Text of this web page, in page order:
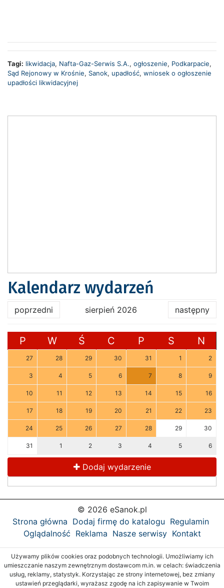
Tagi: likwidacja, Nafta-Gaz-Serwis S.A., ogłoszenie, Podkarpacie,
Sąd Rejonowy w Krośnie, Sanok, upadłość, wniosek o ogłoszenie
upadłości likwidacyjnej
Kalendarz wydarzeń
poprzedni sierpień 2026 następny
P W Ś C P S N
27 28 29 30 31 1 2
3 4 5 6 7 8 9
10 11 12 13 14 15 16
17 18 19 20 21 22 23
24 25 26 27 28 29 30
31 1 2 3 4 5 6
Dodaj wydarzenie
© 2026 eSanok.pl
Strona główna Dodaj firmę do katalogu Regulamin
Oglądalność Reklama Nasze serwisy Kontakt
Używamy plików cookies oraz podobnych technologii. Umożliwiamy ich
umieszczanie naszym zewnętrznym dostawcom m.in. w celach: świadczenia
usług, reklamy, statystyk. Korzystając ze strony internetowej, bez zmiany
ustawień przeglądarki, wyrażasz zgodę na ich zapisywanie w Twoim